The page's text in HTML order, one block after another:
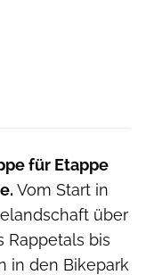
für Etappe
Vom Start in
über
Rappetals bis
in den Bikepark